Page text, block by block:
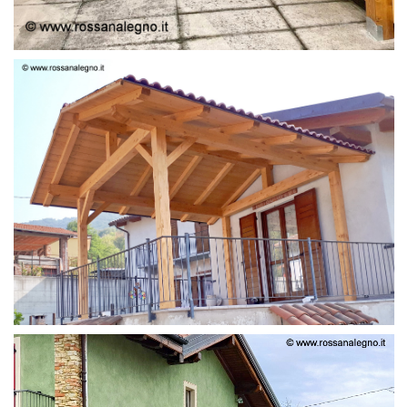
STRUTTURA LAMELLARE PRETAGLIATO